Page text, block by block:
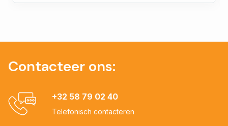
Contacteer ons:
+32 58 79 02 40
Telefonisch contacteren